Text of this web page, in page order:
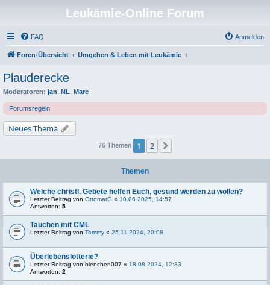
Leukämie-Online Forum
FAQ Anmelden
Foren-Übersicht Umgehen & Leben mit Leukämie
Plauderecke
Moderatoren: jan NL Marc
Forumsregeln
Neues Thema
76 Themen 1 2
Themen
Welche christl. Gebete helfen Euch, gesund werden zu wollen?
Letzter Beitrag von OttomarG « 10.06.2025, 14:57
Antworten: 5
Tauchen mit CML
Letzter Beitrag von Tommy « 25.11.2024, 20:08
Überlebenslotterie?
Letzter Beitrag von bienchen007 « 18.08.2024, 12:33
Antworten: 2